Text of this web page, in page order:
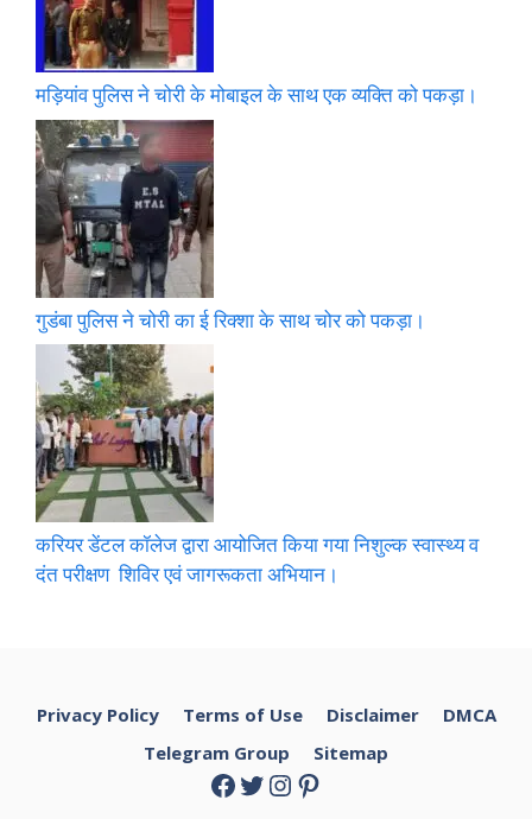
मड़ियांव पुलिस ने चोरी के मोबाइल के साथ एक व्यक्ति को पकड़ा।
गुडंबा पुलिस ने चोरी का ई रिक्शा के साथ चोर को पकड़ा।
करियर डेंटल कॉलेज द्वारा आयोजित किया गया निशुल्क स्वास्थ्य व
दंत परीक्षण शिविर एवं जागरूकता अभियान।
Privacy Policy Terms of Use Disclaimer
DMCA
Telegram Group
Sitemap
Facebook
Twitter
Instagram
Pinterest